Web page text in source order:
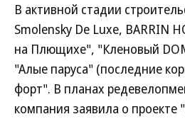
В активной стадии
Smolensky De Luxe, BARRIN
на Плющихе", "Кленовый
"Алые паруса" (последние
форт". В планах
компания заявила о